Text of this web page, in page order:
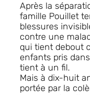
Après la
famille Pouillet
blessures
contre une
qui tient debout
enfants pris
tient à un fil.
Mais à dix-huit
portée par la